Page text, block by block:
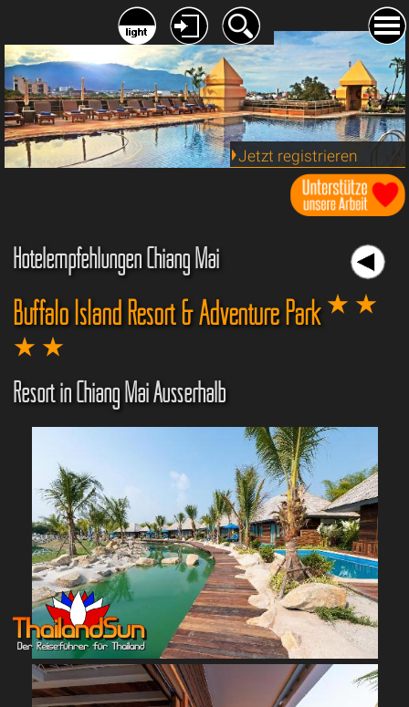
Jetzt registrieren
Hotelempfehlungen Chiang Mai
Buffalo Island Resort & Adventure Park
Resort in Chiang Mai Ausserhalb